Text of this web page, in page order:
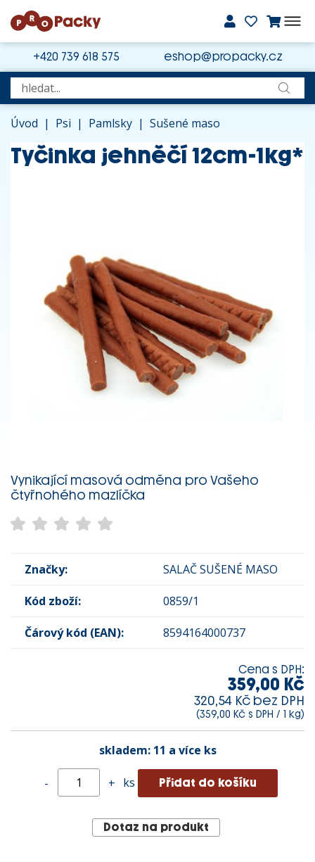
+420 739 618 575 eshop@propacky.cz
Úvod | Psi | Pamlsky | Sušené maso
Tyčinka jehněčí 12cm-1kg*
Vynikající masová odměna pro Vašeho
čtyřnohého mazlíčka
Značky: SALAČ SUŠENÉ MASO
Kód zboží: 0859/1
Čárový kód (EAN): 8594164000737
Cena s DPH:
359,00 Kč
320,54 Kč bez DPH
(359,00 Kč s DPH / 1 kg)
skladem: 11 a více ks
- + ks
Dotaz na produkt